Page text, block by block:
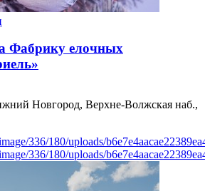
Фабрику елочных
Новгород, Верхне-Волжская наб.,
336/180/uploads/
336/180/uploads/